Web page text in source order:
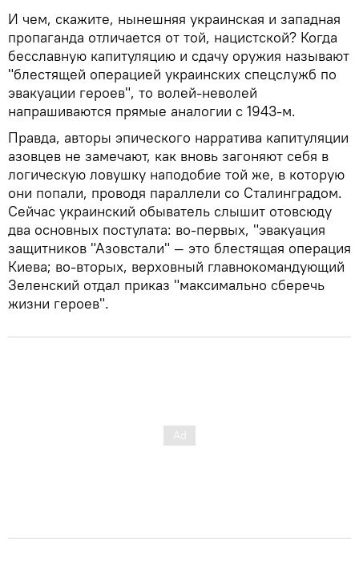
И чем, скажите, нынешняя украинская и западная
пропаганда отличается от той, нацистской? Когда
бесславную капитуляцию и сдачу оружия называют
"блестящей операцией украинских спецслужб по
эвакуации героев", то волей-неволей
напрашиваются прямые аналогии с 1943-м.
Правда, авторы эпического нарратива капитуляции
азовцев не замечают, как вновь загоняют себя в
логическую ловушку наподобие той же, в которую
они попали, проводя параллели со Сталинградом.
Сейчас украинский обыватель слышит отовсюду
два основных постулата: во-первых, "эвакуация
защитников "Азовстали" — это блестящая операция
Киева; во-вторых, верховный главнокомандующий
Зеленский отдал приказ "максимально сберечь
жизни героев".